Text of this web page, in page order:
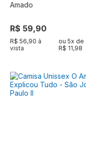
Amado
R$ 59,90
R$ 56,90 à
vista
ou 5x de
R$ 11,98